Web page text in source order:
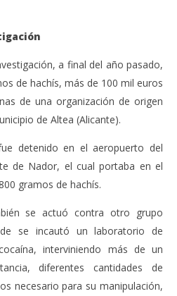
a final del año pasado,
de hachís, más de 100 mil euros
de una organización de origen
de Altea (Alicante).
detenido en el aeropuerto del
de Nador, el cual portaba en el
gramos de hachís.
se actuó contra otro grupo
se incautó un laboratorio de
interviniendo más de un
diferentes cantidades de
necesario para su manipulación,